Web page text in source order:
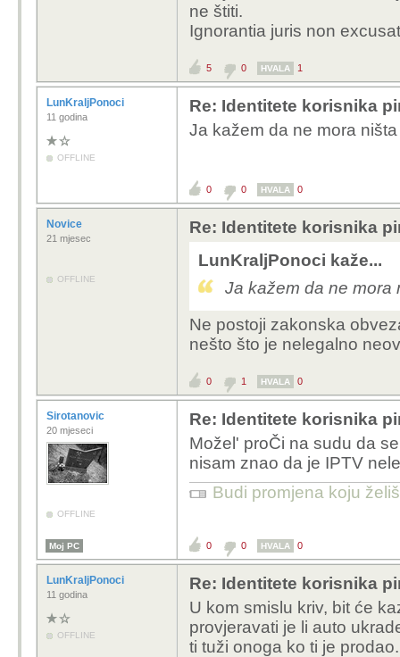
Kako korisnik može
ponuđača?
on uopće pravno
Pravno gledano,
kažnjen?
ne štiti.
Ignorantia juris non excusat
5 0 HVALA 1
LunKraljPonoci
11 godina
OFFLINE
Re: Identitete korisnika
Ja kažem da ne mora
0 0 HVALA 0
Novice
21 mjesec
OFFLINE
Re: Identitete korisnika
LunKraljPonoci kaže...
Ja kažem da ne mora
Ne postoji zakonska
nešto što je nelegalno
0 1 HVALA 0
Sirotanovic
20 mjeseci
OFFLINE
Re: Identitete korisnika
Možel' proČi na sudu da
nisam znao da je IPTV
Budi promjena koju
Moj PC 0 0 HVALA 0
LunKraljPonoci
11 godina
OFFLINE
Re: Identitete korisnika
U kom smislu kriv, bit će
provjeravati je li auto
ti tuži onoga ko ti je prodao.